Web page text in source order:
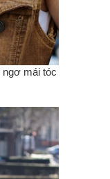
ngơ mái tóc